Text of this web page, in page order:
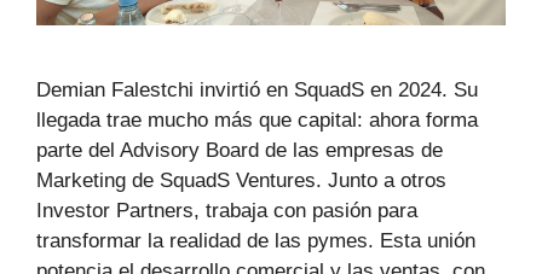
Demian Falestchi invirtió en SquadS en 2024. Su
llegada trae mucho más que capital: ahora forma
parte del Advisory Board de las empresas de
Marketing de SquadS Ventures. Junto a otros
Investor Partners, trabaja con pasión para
transformar la realidad de las pymes. Esta unión